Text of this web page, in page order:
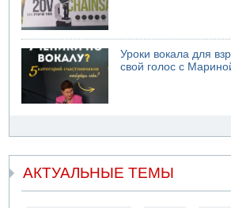
Уроки вокала для
свой голос с
АКТУАЛЬНЫЕ ТЕМЫ